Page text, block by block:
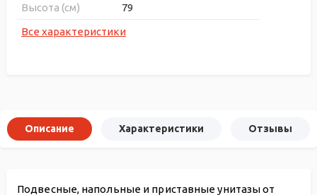
Высота (см)
79
Все характеристики
Описание Характеристики Отзывы
Подвесные, напольные и приставные унитазы от